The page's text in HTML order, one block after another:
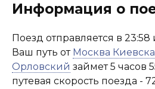
Информация о
Поезд отправляется в 23:58
Ваш путь от Москва
Орловский займет 5 часов
путевая скорость поезда -